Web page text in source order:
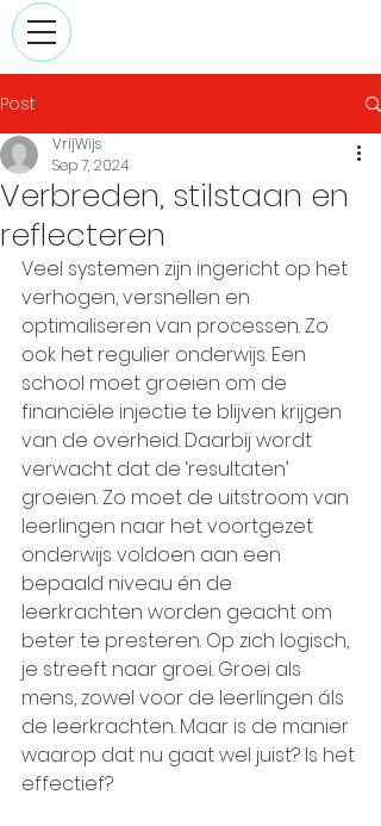
Post
Verbreden, stilstaan en
reflecteren
VrijWijs
Sep 7, 2024
Veel systemen zijn ingericht op het
verhogen, versnellen en
optimaliseren van processen. Zo
ook het regulier onderwijs. Een
school moet groeien om de
financiële injectie te blijven krijgen
van de overheid. Daarbij wordt
verwacht dat de ‘resultaten’
groeien. Zo moet de uitstroom van
leerlingen naar het voortgezet
onderwijs voldoen aan een
bepaald niveau én de
leerkrachten worden geacht om
beter te presteren. Op zich logisch,
je streeft naar groei. Groei als
mens, zowel voor de leerlingen áls
de leerkrachten. Maar is de manier
waarop dat nu gaat wel juist? Is het
effectief?